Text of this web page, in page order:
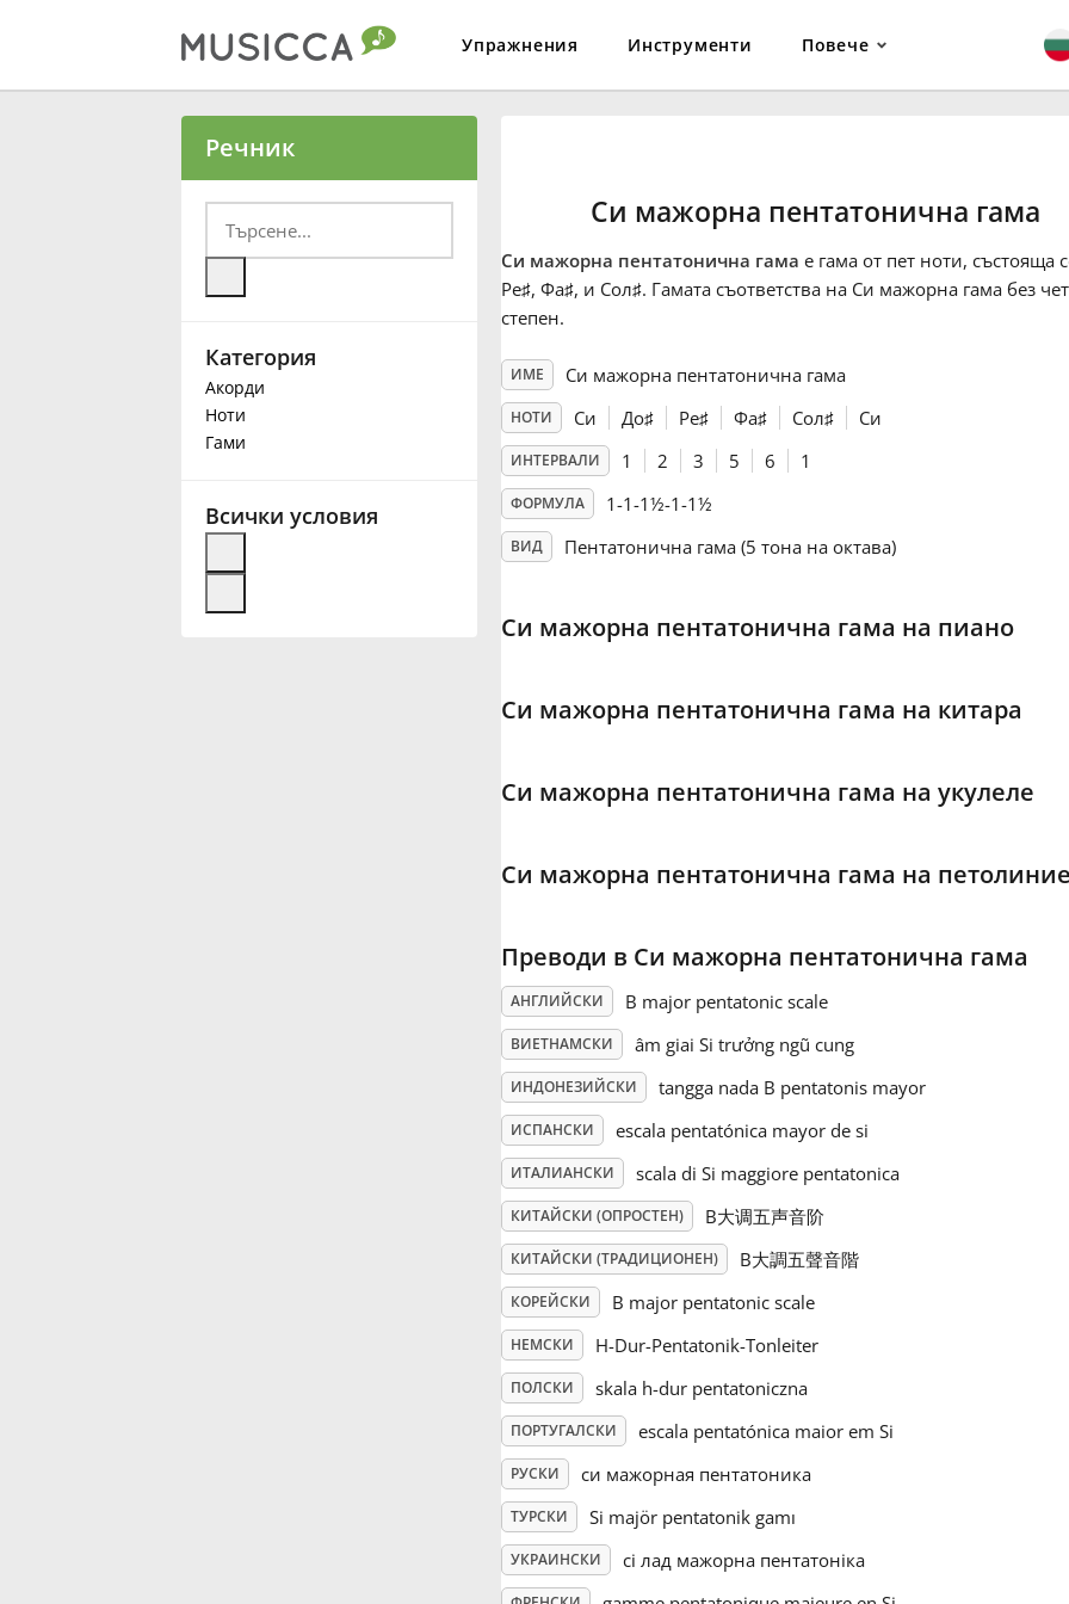
Упражнения Инструменти Повече
Български
Deutsch
Français
Речник
Категория
Акорди
Ноти
Гами
Всички условия
Си мажорна пентатонична гама
Си мажорна пентатонична гама е гама от пет ноти, състояща
Ре♯, Фа♯, и Сол♯. Гамата съответства на Си мажорна гама без
степен.
ИМЕ Си мажорна пентатонична гама
НОТИ Си До♯ Ре♯ Фа♯ Сол♯ Си
ИНТЕРВАЛИ 1 2 3 5 6 1
ФОРМУЛА 1-1-1½-1-1½
ВИД Пентатонична гама (5 тона на октава)
Си мажорна пентатонична гама на пиано
Си мажорна пентатонична гама на китара
Си мажорна пентатонична гама на укулеле
Си мажорна пентатонична гама на
Преводи в Си мажорна пентатонична гама
АНГЛИЙСКИ B major pentatonic scale
ВИЕТНАМСКИ âm giai Si trưởng ngũ cung
ИНДОНЕЗИЙСКИ tangga nada B pentatonis mayor
ИСПАНСКИ escala pentatónica mayor de si
ИТАЛИАНСКИ scala di Si maggiore pentatonica
КИТАЙСКИ (ОПРОСТЕН) B大调五声音阶
КИТАЙСКИ (ТРАДИЦИОНЕН) B大調五聲音階
КОРЕЙСКИ B major pentatonic scale
НЕМСКИ H-Dur-Pentatonik-Tonleiter
ПОЛСКИ skala h-dur pentatoniczna
ПОРТУГАЛСКИ escala pentatónica maior em Si
РУСКИ си мажорная пентатоника
ТУРСКИ Si majör pentatonik gamı
УКРАИНСКИ сі лад мажорна пентатоніка